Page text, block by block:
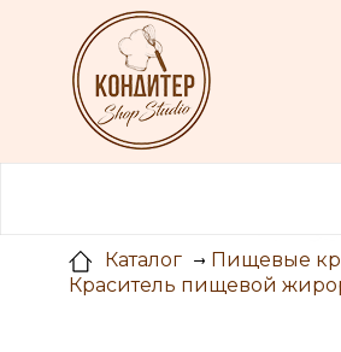
Каталог Пищевые
Краситель пищевой